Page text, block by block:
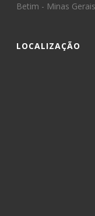
Betim - Minas
LOCALIZAÇÃO